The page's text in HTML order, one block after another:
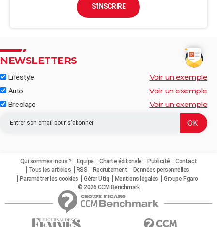
S'INSCRIRE
NEWSLETTERS
Lifestyle Voir un exemple
Auto Voir un exemple
Bricolage Voir un exemple
Qui sommes-nous ? Equipe Charte éditoriale Publicité
Contact
Tous les articles
RSS Recrutement
Données personnelles
Paramétrer les cookies
Gérer Utiq Mentions légales
Groupe Figaro
© 2026 CCM Benchmark